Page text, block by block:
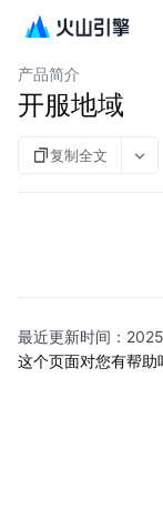
函数服务
产品简介
开服地域
复制全文
最近更新时间：
这个页面对您有帮助